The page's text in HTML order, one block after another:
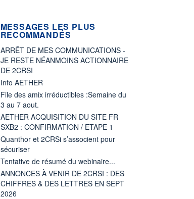
MESSAGES LES PLUS
RECOMMANDÉS
ARRÊT DE MES COMMUNICATIONS -
JE RESTE NÉANMOINS ACTIONNAIRE
DE 2CRSI
Info AETHER
File des amix irréductibles :Semaine du
3 au 7 aout.
AETHER ACQUISITION DU SITE FR
SXB2 : CONFIRMATION / ETAPE 1
Quanthor et 2CRSi s’associent pour
sécuriser
Tentative de résumé du webinaire...
ANNONCES À VENIR DE 2CRSI : DES
CHIFFRES & DES LETTRES EN SEPT
2026